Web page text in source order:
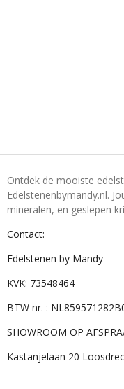
Ontdek de mooiste
Edelstenenbymandy.nl.
mineralen, en geslepen
Contact:
Edelstenen by Mandy
KVK: 73548464
BTW nr. :
SHOWROOM OP
Kastanjelaan 20